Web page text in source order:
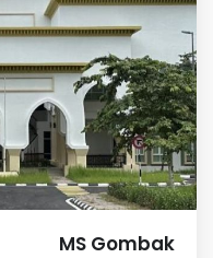
MS Gombak